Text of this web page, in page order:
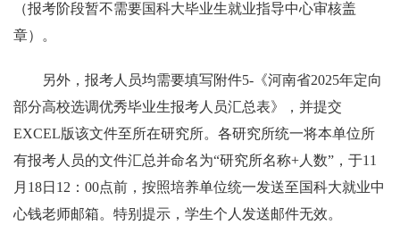
（报考阶段暂不需要国科大毕业生就业指导中心审核盖
章）。
另外，报考人员均需要填写附件5-《河南省2025年定向
部分高校选调优秀毕业生报考人员汇总表》，并提交
EXCEL版该文件至所在研究所。各研究所统一将本单位所
有报考人员的文件汇总并命名为“研究所名称+人数”，于11
月18日12：00点前，按照培养单位统一发送至国科大就业中
心钱老师邮箱。特别提示，学生个人发送邮件无效。